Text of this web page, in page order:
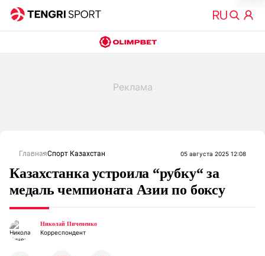
ГлавнаяСпорт Казахстан 05 августа 2025 12:08
Казахстанка устроила “рубку“ за
медаль чемпионата Азии по боксу
Николай Пичененко
Корреспондент